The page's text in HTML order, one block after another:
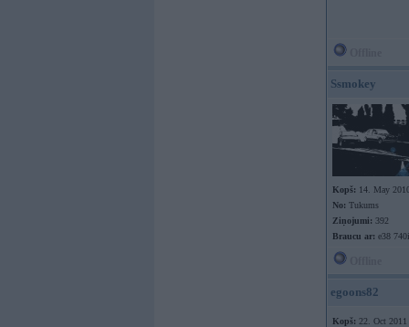
Ssmokey
Kopš: 14. May
No: Tukums
Ziņojumi: 392
Braucu ar: e38
egoons82
Kopš: 22. Oct 2011